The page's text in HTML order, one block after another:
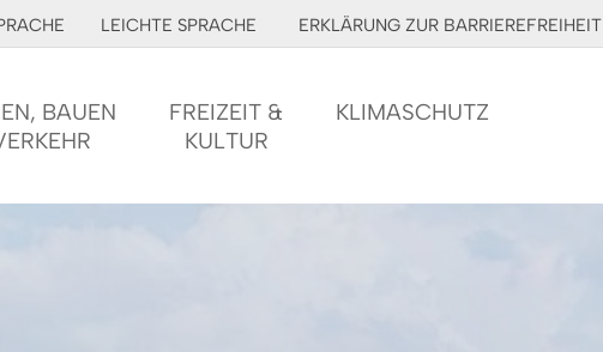
LEICHTE SPRACHE ERKLÄRUNG ZUR BARRIEREFREIHEIT
BAUEN
FREIZEIT &
KULTUR
KLIMASCHUTZ